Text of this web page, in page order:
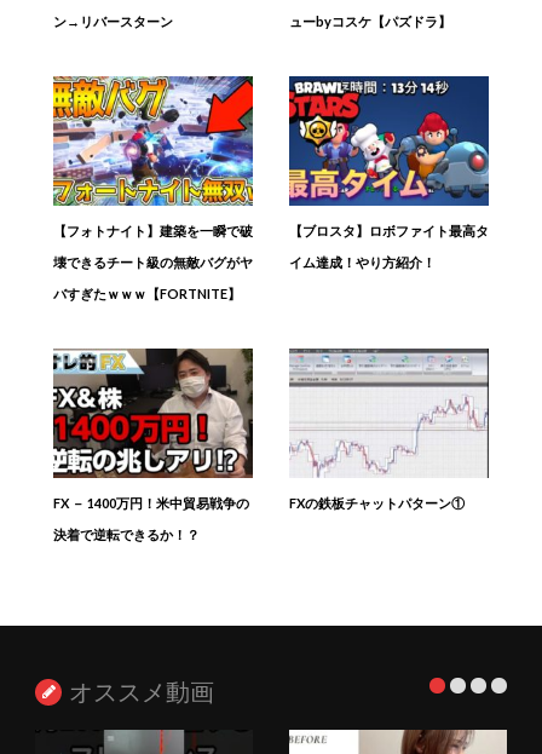
ン→リバースターン
ューbyコスケ【パズドラ】
【フォトナイト】建築を一瞬で破
壊できるチート級の無敵バグがヤ
バすぎたｗｗｗ【FORTNITE】
【ブロスタ】ロボファイト最高タ
イム達成！やり方紹介！
FX － 1400万円！米中貿易戦争の
決着で逆転できるか！？
FXの鉄板チャットパターン①
オススメ動画